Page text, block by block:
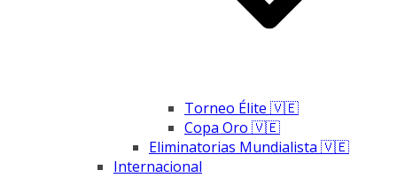
Torneo Élite 🇻🇪
Copa Oro 🇻🇪
Eliminatorias Mundialista 🇻🇪
Internacional